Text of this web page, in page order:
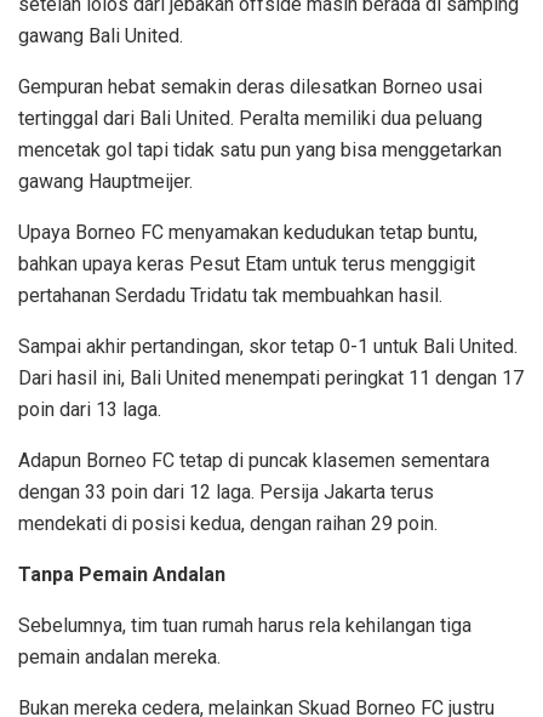
gawang Bali United.
Gempuran hebat semakin deras dilesatkan Borneo usai
tertinggal dari Bali United. Peralta memiliki dua peluang
mencetak gol tapi tidak satu pun yang bisa menggetarkan
gawang Hauptmeijer.
Upaya Borneo FC menyamakan kedudukan tetap buntu,
bahkan upaya keras Pesut Etam untuk terus menggigit
pertahanan Serdadu Tridatu tak membuahkan hasil.
Sampai akhir pertandingan, skor tetap 0-1 untuk Bali United.
Dari hasil ini, Bali United menempati peringkat 11 dengan 17
poin dari 13 laga.
Adapun Borneo FC tetap di puncak klasemen sementara
dengan 33 poin dari 12 laga. Persija Jakarta terus
mendekati di posisi kedua, dengan raihan 29 poin.
Tanpa Pemain Andalan
Sebelumnya, tim tuan rumah harus rela kehilangan tiga
pemain andalan mereka.
Bukan mereka cedera, melainkan Skuad Borneo FC justru